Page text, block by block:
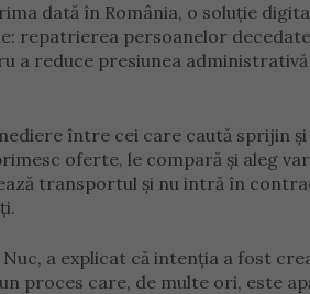
dată în România, o soluție
repatrierea persoanelor
a reduce presiunea
între cei care caută sprijin
oferte, le compară și aleg
transportul și nu intră în
a explicat că intenția a fost
proces care, de multe ori, este